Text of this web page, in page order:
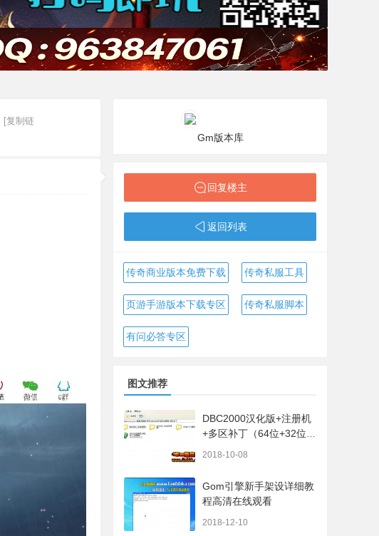
[复制链
Gm版本库
回复楼主
返回列表
传奇商业版本免费下载 传奇私服工具
页游手游版本下载专区 传奇私服脚本
有问必答专区
图文推荐
DBC2000汉化版+注册机
+多区补丁（64位+32位的
2018-10-08
Gom引擎新手架设详细教
程高清在线观看
2018-12-10